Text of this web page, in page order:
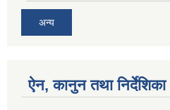
अन्य
ऐन, कानुन तथा निर्देशिका